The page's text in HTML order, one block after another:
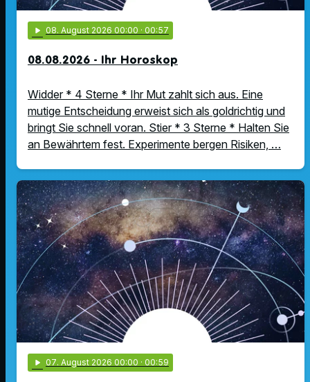
play_arrow 08. August 2026 00:00 · 00:57
08.08.2026 - Ihr Horoskop
Widder * 4 Sterne * Ihr Mut zahlt sich aus. Eine
mutige Entscheidung erweist sich als goldrichtig und
bringt Sie schnell voran. Stier * 3 Sterne * Halten Sie
an Bewährtem fest. Experimente bergen Risiken, …
play_arrow 07. August 2026 00:00 · 00:59